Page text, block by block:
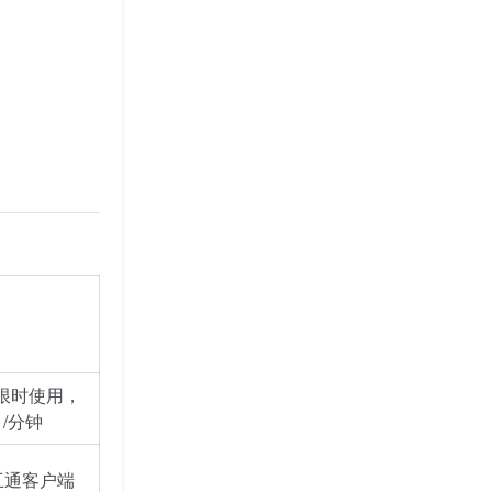
时使用，
分钟
客户端